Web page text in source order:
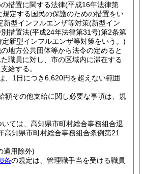
措置に関する法律(平成16年法律第
規定する国民の保護のための措置をい
新型インフルエンザ等対策(新型イン
措置法(平成24年法律第31号)第2条第
新型インフルエンザ等対策をいう。)
地方公共団体等から法令の定めると
職員に対し、市の区域内に滞在する
給する。
、1日につき6,620円を超えない範囲
額その他支給に関し必要な事項は、規
ては、高知県市町村総合事務組合退
高知県市町村総合事務組合条例第21
適用除外)
条の規定は、管理職手当を受ける職員